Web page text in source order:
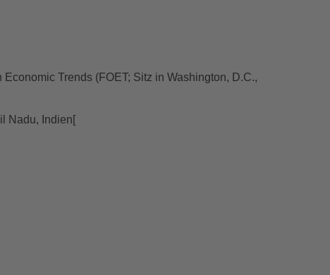
Trends (FOET; Sitz in Washington, D.C.,
Nadu, Indien[